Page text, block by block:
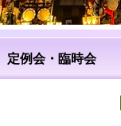
定例会・臨時会